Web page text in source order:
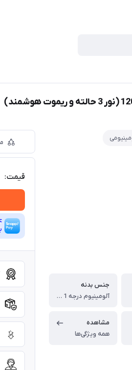
جنس بدنه
آلومینیوم درجه 1 با رنگ الکترواستاتیک
مشاهده
همه ویژگی‌ها
قیمت: